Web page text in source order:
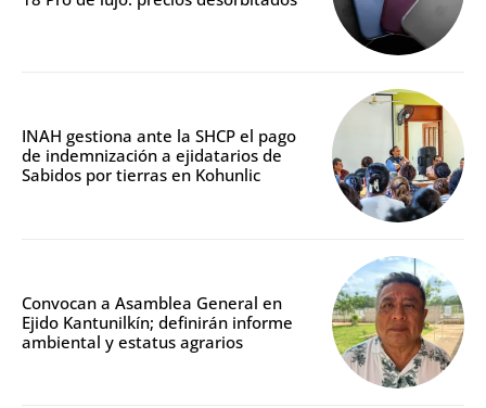
INAH gestiona ante la SHCP el pago
de indemnización a ejidatarios de
Sabidos por tierras en Kohunlic
Convocan a Asamblea General en
Ejido Kantunilkín; definirán informe
ambiental y estatus agrarios